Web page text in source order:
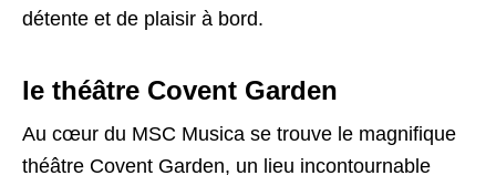
détente et de plaisir à bord.
le théâtre Covent Garden
Au cœur du MSC Musica se trouve le magnifique
théâtre Covent Garden, un lieu incontournable